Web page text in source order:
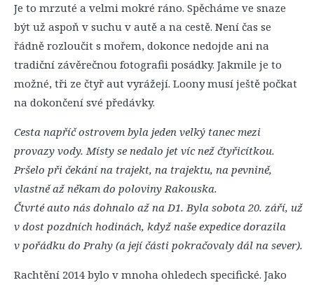
Je to mrzuté a velmi mokré ráno. Spěcháme ve snaze
být už aspoň v suchu v autě a na cestě. Není čas se
řádně rozloučit s mořem, dokonce nedojde ani na
tradiční závěrečnou fotografii posádky. Jakmile je to
možné, tři ze čtyř aut vyrážejí. Loony musí ještě počkat
na dokončení své předávky.
Cesta napříč ostrovem byla jeden velký tanec mezi
provazy vody. Místy se nedalo jet víc než čtyřicítkou.
Pršelo při čekání na trajekt, na trajektu, na pevnině,
vlastně až někam do poloviny Rakouska.
Čtvrté auto nás dohnalo až na D1. Byla sobota 20. září, už
v dost pozdních hodinách, když naše expedice dorazila
v pořádku do Prahy (a její části pokračovaly dál na sever).
Rachtění 2014 bylo v mnoha ohledech specifické. Jako